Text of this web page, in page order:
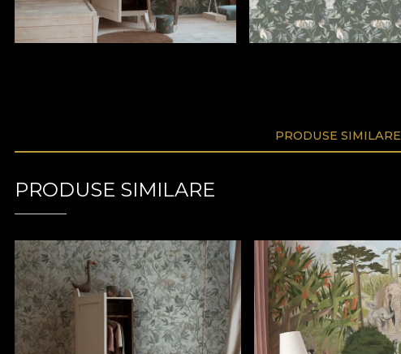
PRODUSE SIMILARE
PRODUSE SIMILARE